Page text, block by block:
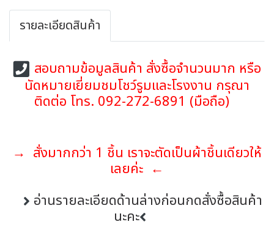
รายละเอียดสินค้า
สอบถามข้อมูลสินค้า สั่งซื้อจำนวนมาก หรือ
นัดหมายเยี่ยมชมโชว์รูมและโรงงาน กรุณา
ติดต่อ โทร. 092-272-6891 (มือถือ)
→ สั่งมากกว่า 1 ชิ้น เราจะตัดเป็นผ้าชิ้นเดียวให้
เลยค่ะ ←
อ่านรายละเอียดด้านล่างก่อนกดสั่งซื้อสินค้า
นะคะ